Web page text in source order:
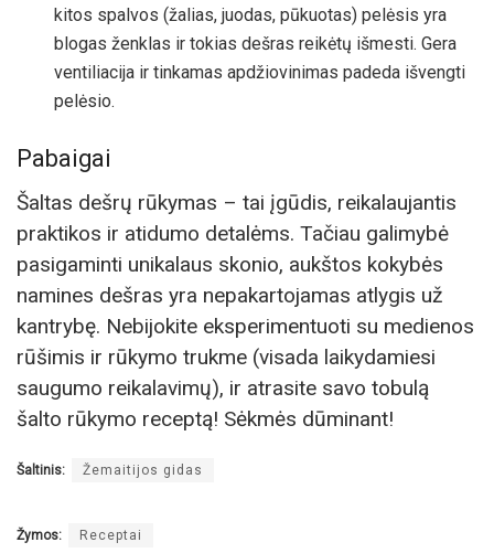
kitos spalvos (žalias, juodas, pūkuotas) pelėsis yra
blogas ženklas ir tokias dešras reikėtų išmesti. Gera
ventiliacija ir tinkamas apdžiovinimas padeda išvengti
pelėsio.
Pabaigai
Šaltas dešrų rūkymas – tai įgūdis, reikalaujantis
praktikos ir atidumo detalėms. Tačiau galimybė
pasigaminti unikalaus skonio, aukštos kokybės
namines dešras yra nepakartojamas atlygis už
kantrybę. Nebijokite eksperimentuoti su medienos
rūšimis ir rūkymo trukme (visada laikydamiesi
saugumo reikalavimų), ir atrasite savo tobulą
šalto rūkymo receptą! Sėkmės dūminant!
Šaltinis: Žemaitijos gidas
Žymos: Receptai